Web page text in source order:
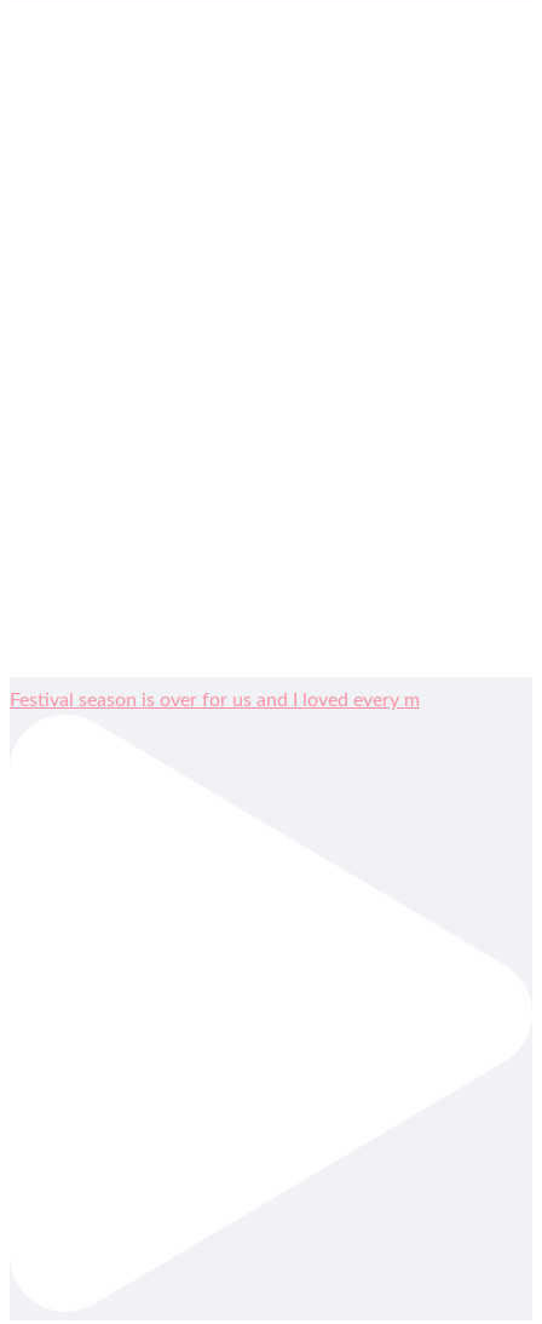
Festival season is over for us and I loved every m